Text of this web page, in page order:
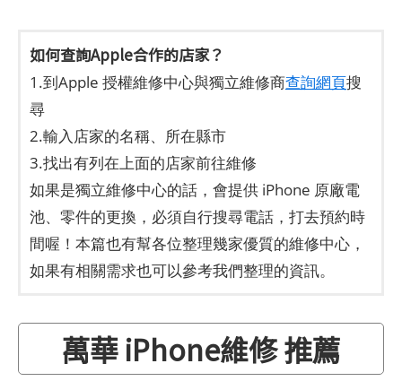
如何查詢Apple合作的店家？
1.到Apple 授權維修中心與獨立維修商查詢網頁搜
尋
2.輸入店家的名稱、所在縣市
3.找出有列在上面的店家前往維修
如果是獨立維修中心的話，會提供 iPhone 原廠電
池、零件的更換，必須自行搜尋電話，打去預約時
間喔！本篇也有幫各位整理幾家優質的維修中心，
如果有相關需求也可以參考我們整理的資訊。
萬華 iPhone維修 推薦